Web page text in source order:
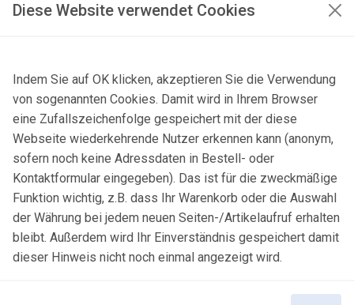
Diese Website verwendet Cookies
Indem Sie auf OK klicken, akzeptieren Sie die Verwendung
von sogenannten Cookies. Damit wird in Ihrem Browser
eine Zufallszeichenfolge gespeichert mit der diese
Webseite wiederkehrende Nutzer erkennen kann (anonym,
sofern noch keine Adressdaten in Bestell- oder
Kontaktformular eingegeben). Das ist für die zweckmäßige
Funktion wichtig, z.B. dass Ihr Warenkorb oder die Auswahl
der Währung bei jedem neuen Seiten-/Artikelaufruf erhalten
bleibt. Außerdem wird Ihr Einverständnis gespeichert damit
dieser Hinweis nicht noch einmal angezeigt wird.
Kontaktformular & Anfahrt
Gersbach 10, 74589 Satteldorf, Deutschland
mail@topgeo.com
+49 7950 1345
topgeo.com